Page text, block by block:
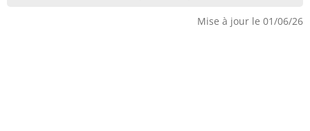
Mise à jour le 01/06/26